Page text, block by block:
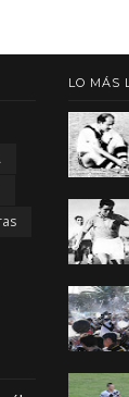
LO MÁS